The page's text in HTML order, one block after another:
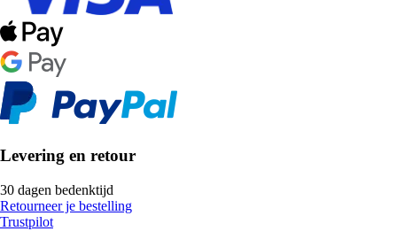
Levering en retour
30 dagen bedenktijd
Retourneer je bestelling
Trustpilot